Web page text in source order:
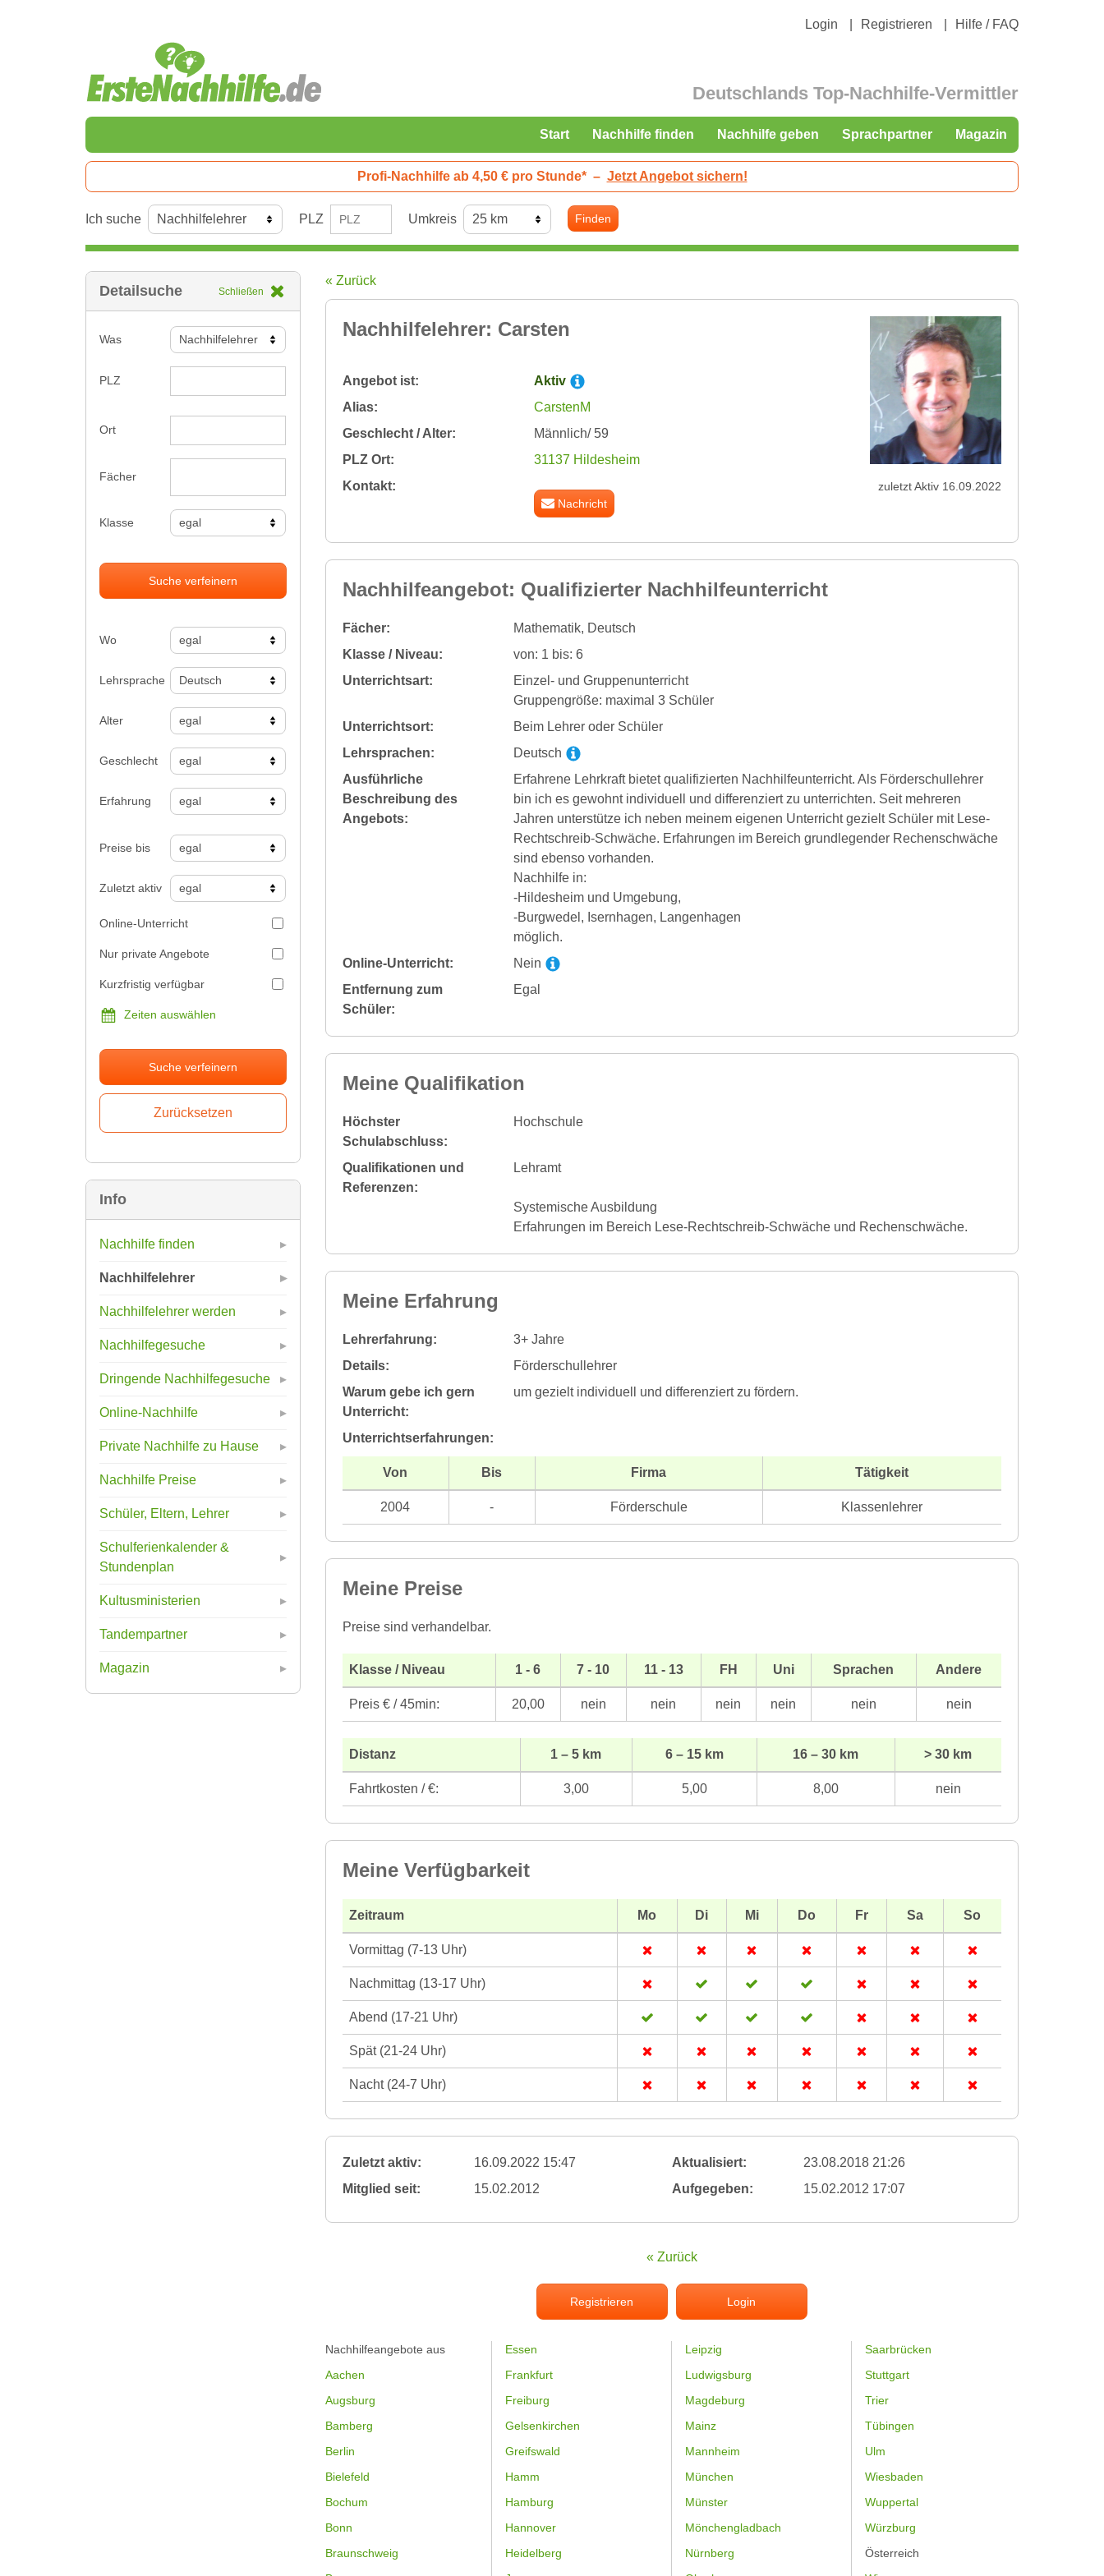
Login Registrieren Hilfe / FAQ
Deutschlands Top-Nachhilfe-Vermittler
Start Nachhilfe finden Nachhilfe geben Sprachpartner Magazin
Profi-Nachhilfe ab 4,50 € pro Stunde* – Jetzt Angebot sichern!
Ich suche PLZ Umkreis Finden
Detailsuche Schließen
Was
PLZ
Ort
Fächer
Klasse
Suche verfeinern
Wo
Lehrsprache
Alter
Geschlecht
Erfahrung
Preise bis
Zuletzt aktiv
Online-Unterricht
Nur private Angebote
Kurzfristig verfügbar
Zeiten auswählen
Suche verfeinern
Info
Nachhilfe finden
Nachhilfelehrer
Nachhilfelehrer werden
Nachhilfegesuche
Dringende Nachhilfegesuche
Online-Nachhilfe
Private Nachhilfe zu Hause
Nachhilfe Preise
Schüler, Eltern, Lehrer
Schulferienkalender &
Stundenplan
Kultusministerien
Tandempartner
Magazin
« Zurück
Nachhilfelehrer: Carsten
Angebot ist:
Aktiv
Alias:
CarstenM
Geschlecht / Alter:
Männlich/ 59
PLZ Ort:
31137 Hildesheim
Kontakt:
Nachricht
zuletzt Aktiv 16.09.2022
Nachhilfeangebot: Qualifizierter Nachhilfeunterricht
Fächer:
Mathematik, Deutsch
Klasse / Niveau:
von: 1 bis: 6
Unterrichtsart:
Einzel- und Gruppenunterricht
Gruppengröße: maximal 3 Schüler
Unterrichtsort:
Beim Lehrer oder Schüler
Lehrsprachen:
Deutsch
Ausführliche
Beschreibung des
Angebots:
Erfahrene Lehrkraft bietet qualifizierten Nachhilfeunterricht. Als Förderschullehrer
bin ich es gewohnt individuell und differenziert zu unterrichten. Seit mehreren
Jahren unterstütze ich neben meinem eigenen Unterricht gezielt Schüler mit Lese-
Rechtschreib-Schwäche. Erfahrungen im Bereich grundlegender Rechenschwäche
sind ebenso vorhanden.
Nachhilfe in:
-Hildesheim und Umgebung,
-Burgwedel, Isernhagen, Langenhagen
möglich.
Online-Unterricht:
Nein
Entfernung zum
Schüler:
Egal
Meine Qualifikation
Höchster
Schulabschluss:
Hochschule
Qualifikationen und
Referenzen:
Lehramt
Systemische Ausbildung
Erfahrungen im Bereich Lese-Rechtschreib-Schwäche und Rechenschwäche.
Meine Erfahrung
Lehrerfahrung:
3+ Jahre
Details:
Förderschullehrer
Warum gebe ich gern
Unterricht:
um gezielt individuell und differenziert zu fördern.
Unterrichtserfahrungen:
Von Bis Firma Tätigkeit
2004 - Förderschule Klassenlehrer
Meine Preise
Preise sind verhandelbar.
Klasse / Niveau 1 - 6 7 - 10 11 - 13 FH Uni Sprachen Andere
Preis € / 45min: 20,00 nein nein nein nein nein nein
Distanz 1 – 5 km 6 – 15 km 16 – 30 km > 30 km
Fahrtkosten / €: 3,00 5,00 8,00 nein
Meine Verfügbarkeit
Zeitraum Mo Di Mi Do Fr Sa So
Vormittag (7-13 Uhr)
Nachmittag (13-17 Uhr)
Abend (17-21 Uhr)
Spät (21-24 Uhr)
Nacht (24-7 Uhr)
Zuletzt aktiv: 16.09.2022 15:47 Aktualisiert:
23.08.2018 21:26
Mitglied seit:
15.02.2012 Aufgegeben: 15.02.2012 17:07
« Zurück
Registrieren Login
Nachhilfeangebote aus
Aachen
Augsburg
Bamberg
Berlin
Bielefeld
Bochum
Bonn
Braunschweig
Essen
Frankfurt
Freiburg
Gelsenkirchen
Greifswald
Hamm
Hamburg
Hannover
Heidelberg
Leipzig
Ludwigsburg
Magdeburg
Mainz
Mannheim
München
Münster
Mönchengladbach
Nürnberg
Saarbrücken
Stuttgart
Trier
Tübingen
Ulm
Wiesbaden
Wuppertal
Würzburg
Österreich